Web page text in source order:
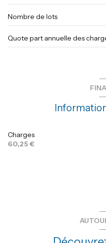
Nombre de lots
Quote part annuelle des
Charges
60,25 €